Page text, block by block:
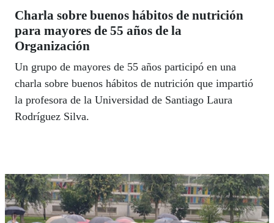
Charla sobre buenos hábitos de nutrición
para mayores de 55 años de la
Organización
Un grupo de mayores de 55 años participó en una
charla sobre buenos hábitos de nutrición que impartió
la profesora de la Universidad de Santiago Laura
Rodríguez Silva.